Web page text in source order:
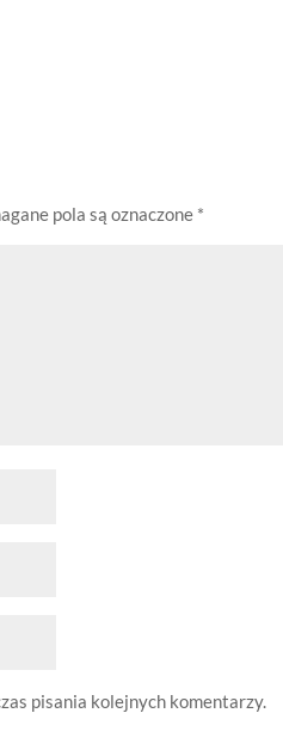
pola są oznaczone *
pisania kolejnych komentarzy.